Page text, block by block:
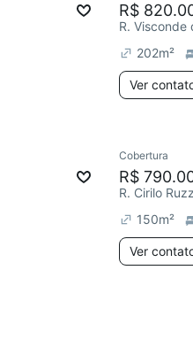
R$
R. Visconde
202m²
Ver
Cobertura
R$
R. Cirilo
150m²
Ver